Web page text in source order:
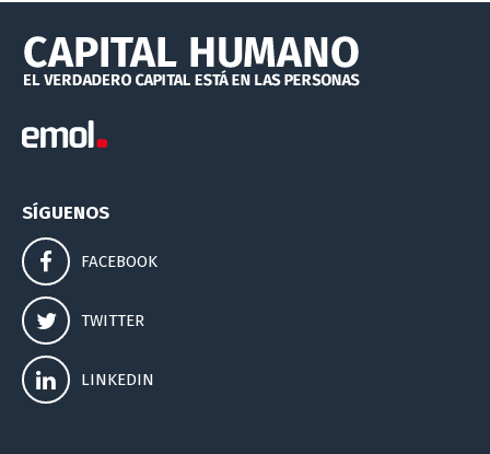
SÍGUENOS
FACEBOOK
TWITTER
LINKEDIN